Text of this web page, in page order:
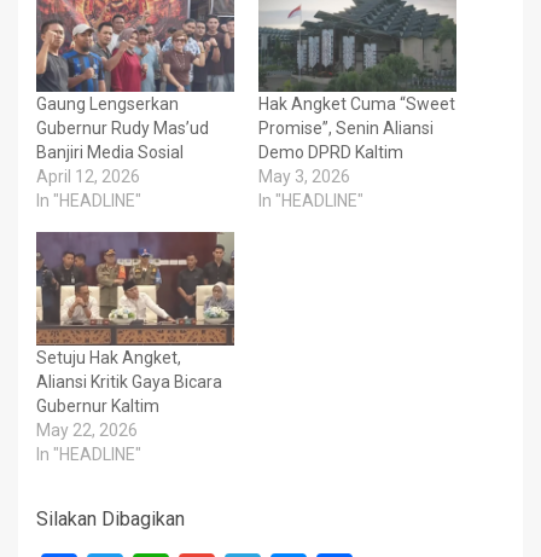
Gaung Lengserkan
Gubernur Rudy Mas’ud
Banjiri Media Sosial
April 12, 2026
In "HEADLINE"
Hak Angket Cuma “Sweet
Promise”, Senin Aliansi
Demo DPRD Kaltim
May 3, 2026
In "HEADLINE"
Setuju Hak Angket,
Aliansi Kritik Gaya Bicara
Gubernur Kaltim
May 22, 2026
In "HEADLINE"
Silakan Dibagikan